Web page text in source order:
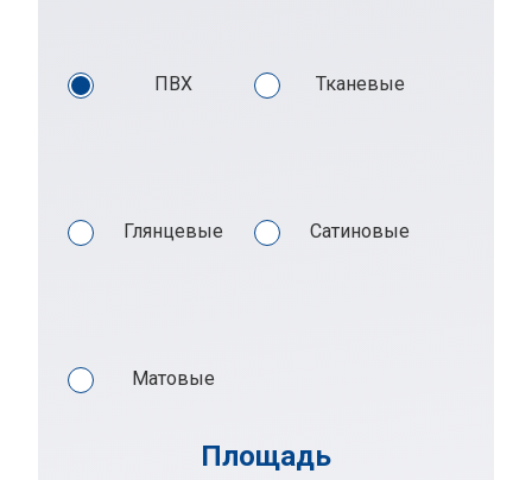
ПВХ Тканевые
Глянцевые Сатиновые
Матовые
Площадь